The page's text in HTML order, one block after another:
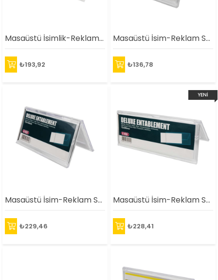
Masaüstü İsimlik-Reklamlık(297X105mm)
₺193,92
Masaüstü İsim-Reklam Standı(55X90mm)
₺136,78
Masaüstü İsim-Reklam Standı(72X150mm)
₺229,46
Masaüstü İsim-Reklam Standı(72X200mm)
₺228,41
YENI